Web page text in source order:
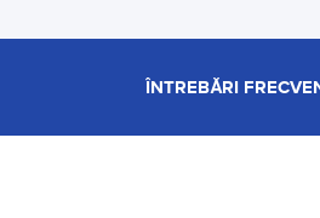
ÎNTREBĂRI